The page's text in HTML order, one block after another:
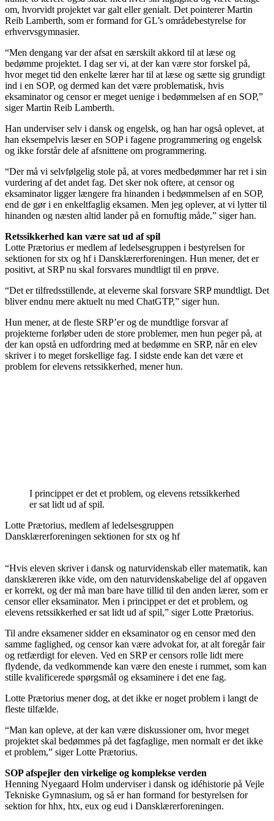
om, hvorvidt projektet var galt eller genialt. Det pointerer Martin
Reib Lamberth, som er formand for GL’s områdebestyrelse for
erhvervsgymnasier.
“Men dengang var der afsat en særskilt akkord til at læse og
bedømme projektet. I dag ser vi, at der kan være stor forskel på,
hvor meget tid den enkelte lærer har til at læse og sætte sig grundigt
ind i en SOP, og dermed kan det være problematisk, hvis
eksaminator og censor er meget uenige i bedømmelsen af en SOP,”
siger Martin Reib Lamberth.
Han underviser selv i dansk og engelsk, og han har også oplevet, at
han eksempelvis læser en SOP i fagene programmering og engelsk
og ikke forstår dele af afsnittene om programmering.
“Der må vi selvfølgelig stole på, at vores medbedømmer har ret i sin
vurdering af det andet fag. Det sker nok oftere, at censor og
eksaminator ligger længere fra hinanden i bedømmelsen af en SOP,
end de gør i en enkeltfaglig eksamen. Men jeg oplever, at vi lytter til
hinanden og næsten altid lander på en fornuftig måde,” siger han.
Retssikkerhed kan være sat ud af spil
Lotte Prætorius er medlem af ledelsesgruppen i bestyrelsen for
sektionen for stx og hf i Dansklærerforeningen. Hun mener, det er
positivt, at SRP nu skal forsvares mundtligt til en prøve.
“Det er tilfredsstillende, at eleverne skal forsvare SRP mundtligt. Det
bliver endnu mere aktuelt nu med ChatGTP,” siger hun.
Hun mener, at de fleste SRP’er og de mundtlige forsvar af
projekterne forløber uden de store problemer, men hun peger på, at
der kan opstå en udfordring med at bedømme en SRP, når en elev
skriver i to meget forskellige fag. I sidste ende kan det være et
problem for elevens retssikkerhed, mener hun.
I princippet er det et problem, og elevens retssikkerhed
er sat lidt ud af spil.
Lotte Prætorius, medlem af ledelsesgruppen
Dansklærerforeningen sektionen for stx og hf
“Hvis eleven skriver i dansk og naturvidenskab eller matematik, kan
dansklæreren ikke vide, om den naturvidenskabelige del af opgaven
er korrekt, og der må man bare have tillid til den anden lærer, som er
censor eller eksaminator. Men i princippet er det et problem, og
elevens retssikkerhed er sat lidt ud af spil,” siger Lotte Prætorius.
Til andre eksamener sidder en eksaminator og en censor med den
samme faglighed, og censor kan være advokat for, at alt foregår fair
og retfærdigt for eleven. Ved en SRP er censors rolle lidt mere
flydende, da vedkommende kan være den eneste i rummet, som kan
stille kvalificerede spørgsmål og eksaminere i det ene fag.
Lotte Prætorius mener dog, at det ikke er noget problem i langt de
fleste tilfælde.
“Man kan opleve, at der kan være diskussioner om, hvor meget
projektet skal bedømmes på det fagfaglige, men normalt er det ikke
et problem,” siger Lotte Prætorius.
SOP afspejler den virkelige og komplekse verden
Henning Nyegaard Holm underviser i dansk og idéhistorie på Vejle
Tekniske Gymnasium, og så er han formand for bestyrelsen for
sektion for hhx, htx, eux og eud i Dansklærerforeningen.